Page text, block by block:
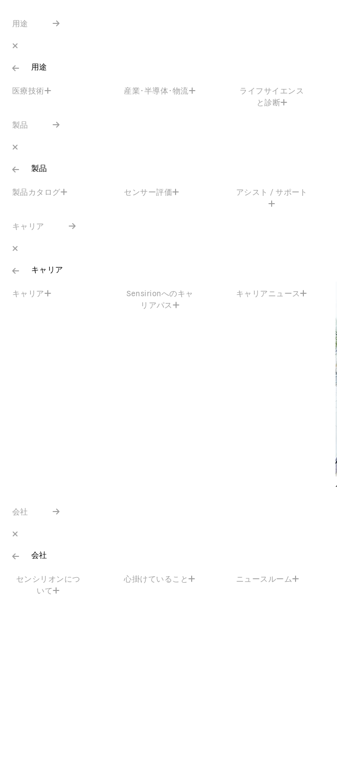
用途
用途
医療技術 産業･半導体･物流
ライフサイエンス
と診断
製品
製品
製品カタログ センサー評価 アシスト / サポート
キャリア
キャリア
キャリア
Sensirionへのキャ
リアパス
キャリアニュース
会社
会社
センシリオンにつ
いて
心掛けていること ニュースルーム